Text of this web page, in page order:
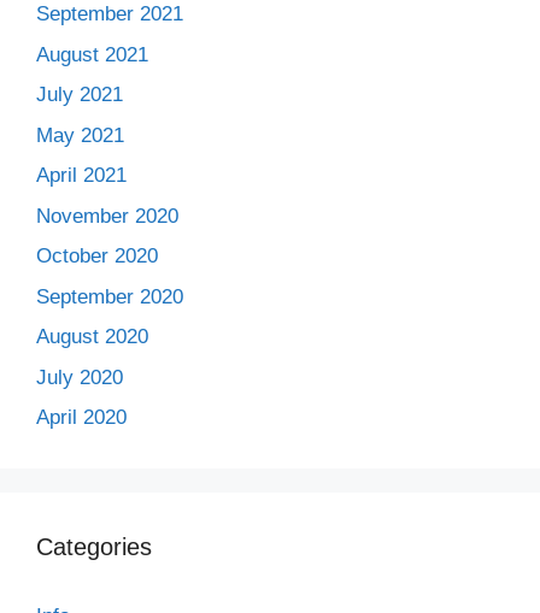
September 2021
August 2021
July 2021
May 2021
April 2021
November 2020
October 2020
September 2020
August 2020
July 2020
April 2020
Categories